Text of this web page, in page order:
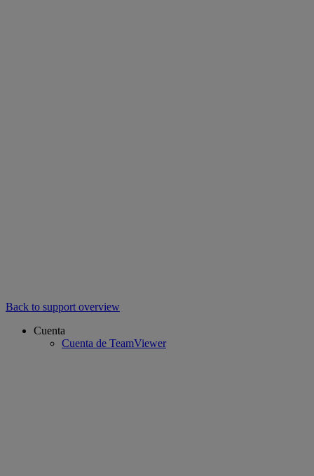
Back to support overview
Cuenta
Cuenta de TeamViewer